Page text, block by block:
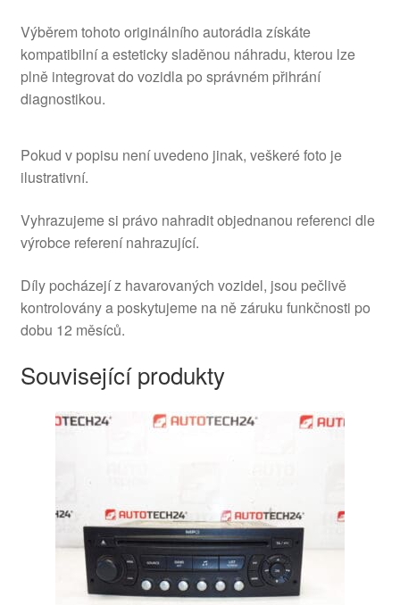
Výběrem tohoto originálního autorádia získáte
kompatibilní a esteticky sladěnou náhradu, kterou lze
plně integrovat do vozidla po správném přihrání
diagnostikou.
Pokud v popisu není uvedeno jinak, veškeré foto je
ilustrativní.
Vyhrazujeme si právo nahradit objednanou referenci dle
výrobce referení nahrazující.
Díly pocházejí z havarovaných vozidel, jsou pečlivě
kontrolovány a poskytujeme na ně záruku funkčnosti po
dobu 12 měsíců.
Související produkty